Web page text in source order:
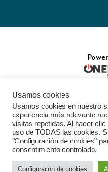
Usamos cookies
Usamos cookies en nuestro
experiencia más relevante
visitas repetidas. Al hacer clic
uso de TODAS las cookies.
"Configuración de cookies"
consentimiento controlado.
Configuracón de cookies